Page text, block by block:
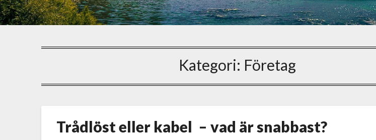
Kategori: Företag
Trådlöst eller kabel – vad är snabbast?